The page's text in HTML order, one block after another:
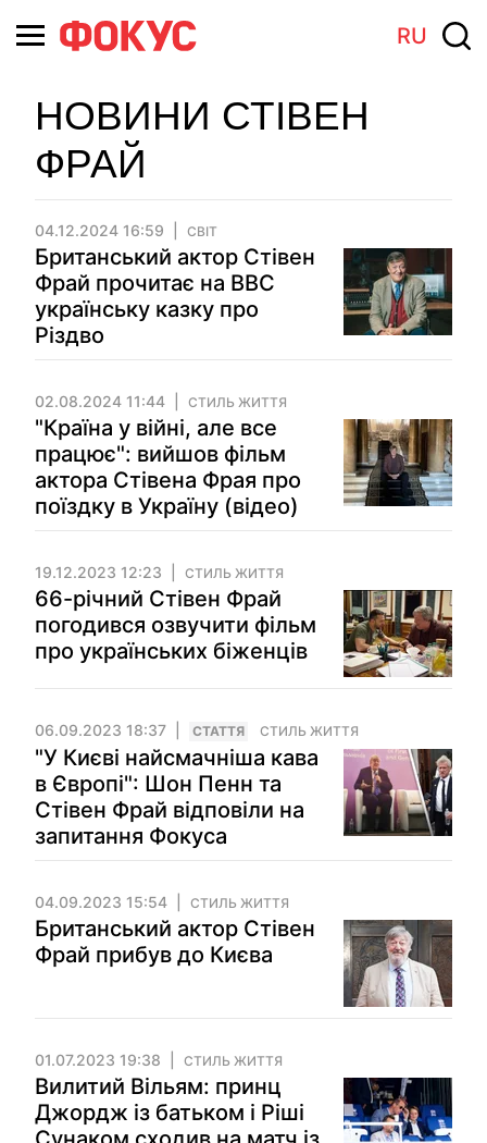
RU
НОВИНИ СТІВЕН
ФРАЙ
04.12.2024 16:59 СВІТ
Британський актор Стівен
Фрай прочитає на ВВС
українську казку про
Різдво
02.08.2024 11:44 СТИЛЬ ЖИТТЯ
"Країна у війні, але все
працює": вийшов фільм
актора Стівена Фрая про
поїздку в Україну (відео)
19.12.2023 12:23 СТИЛЬ ЖИТТЯ
66-річний Стівен Фрай
погодився озвучити фільм
про українських біженців
06.09.2023 18:37 СТАТТЯ СТИЛЬ ЖИТТЯ
"У Києві найсмачніша кава
в Європі": Шон Пенн та
Стівен Фрай відповіли на
запитання Фокуса
04.09.2023 15:54 СТИЛЬ ЖИТТЯ
Британський актор Стівен
Фрай прибув до Києва
01.07.2023 19:38 СТИЛЬ ЖИТТЯ
Вилитий Вільям: принц
Джордж із батьком і Ріші